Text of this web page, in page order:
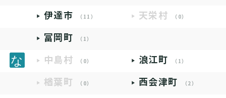
伊達市 （11） 天栄村 （0）
富岡町 （1）
中島村 （0） 浪江町 （1）
楢葉町 （0） 西会津町 （2）